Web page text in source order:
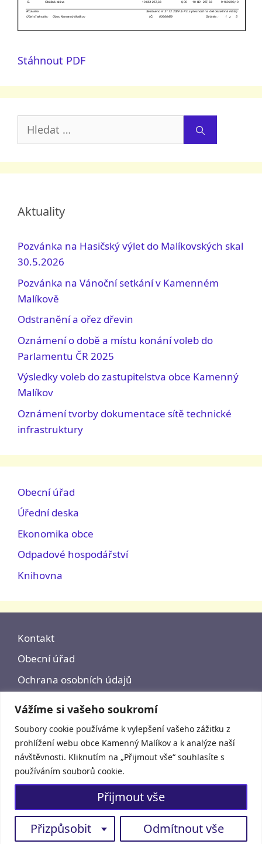
Vážíme si vašeho soukromí
Soubory cookie používáme k vylepšení vašeho zážitku z
prohlížení webu obce Kamenný Malíkov a k analýze naší
návštěvnosti. Kliknutím na „Přijmout vše“ souhlasíte s
používáním souborů cookie.
Přizpůsobit Odmítnout vše
Přijmout vše
Stáhnout PDF
Hledat:
Aktuality
Pozvánka na Hasičský výlet do Malíkovských skal
30.5.2026
Pozvánka na Vánoční setkání v Kamenném
Malíkově
Odstranění a ořez dřevin
Oznámení o době a místu konání voleb do
Parlamentu ČR 2025
Výsledky voleb do zastupitelstva obce Kamenný
Malíkov
Oznámení tvorby dokumentace sítě technické
infrastruktury
Obecní úřad
Úřední deska
Ekonomika obce
Odpadové hospodářství
Knihovna
Kontakt
Obecní úřad
Ochrana osobních údajů
© 2026 - Kamenný Malíkov